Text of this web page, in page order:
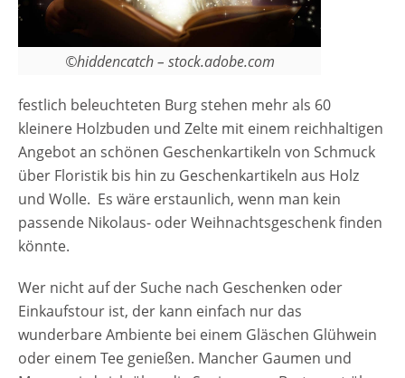
©hiddencatch – stock.adobe.com
festlich beleuchteten Burg stehen mehr als 60
kleinere Holzbuden und Zelte mit einem reichhaltigen
Angebot an schönen Geschenkartikeln von Schmuck
über Floristik bis hin zu Geschenkartikeln aus Holz
und Wolle. Es wäre erstaunlich, wenn man kein
passende Nikolaus- oder Weihnachtsgeschenk finden
könnte.
Wer nicht auf der Suche nach Geschenken oder
Einkaufstour ist, der kann einfach nur das
wunderbare Ambiente bei einem Gläschen Glühwein
oder einem Tee genießen. Mancher Gaumen und